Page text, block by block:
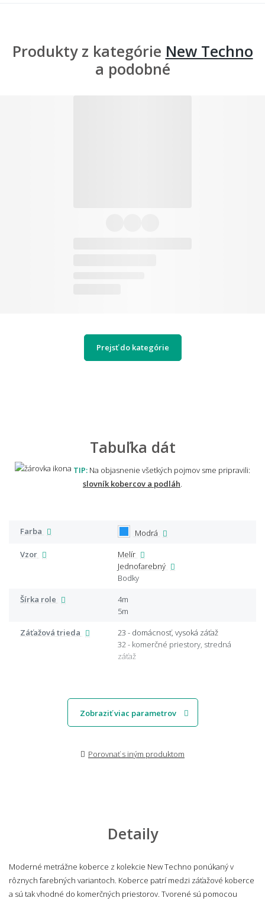
Produkty z kategórie New Techno
a podobné
Prejsť do kategórie
Tabuľka dát
TIP: Na objasnenie všetkých pojmov sme pripravili:
slovník kobercov a podláh
Farba
Modrá
Vzor
Melír
Jednofarebný
Bodky
Šírka role
4m
5m
Záťažová trieda
23 - domácnosť, vysoká záťaž
32 - komerčné priestory, stredná
záťaž
Zobraziť viac parametrov
Porovnať s iným produktom
Detaily
Moderné metrážne koberce z kolekcie New Techno ponúkaný v
rôznych farebných variantoch. Koberce patrí medzi záťažové koberce
a sú tak vhodné do komerčných priestorov. Tvorené sú pomocou